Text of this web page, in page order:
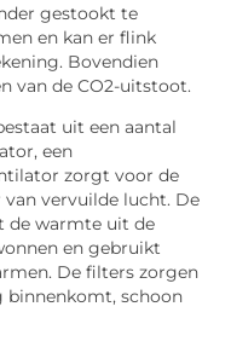
gestookt te
en kan er flink
Bovendien
van de CO2-uitstoot.
uit een aantal
een
zorgt voor de
van vervuilde lucht. De
de warmte uit de
en gebruikt
De filters zorgen
binnenkomt, schoon